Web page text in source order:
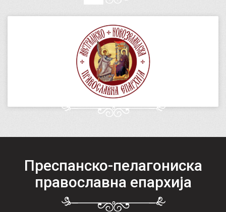
Преспанско-пелагониска
православна епархија